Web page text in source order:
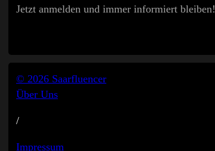
Jetzt anmelden und immer informiert bleiben!
© 2026 Saarfluencer
Über Uns
/
Impressum